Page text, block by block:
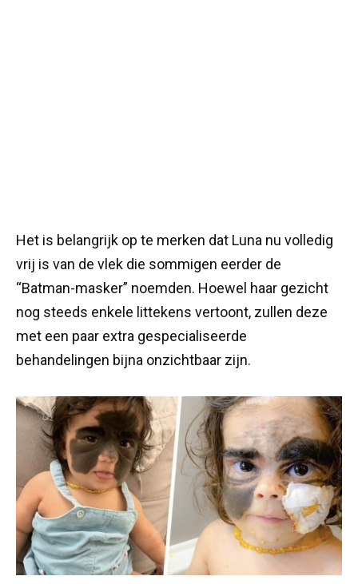
Het is belangrijk op te merken dat Luna nu volledig
vrij is van de vlek die sommigen eerder de
“Batman-masker” noemden. Hoewel haar gezicht
nog steeds enkele littekens vertoont, zullen deze
met een paar extra gespecialiseerde
behandelingen bijna onzichtbaar zijn.